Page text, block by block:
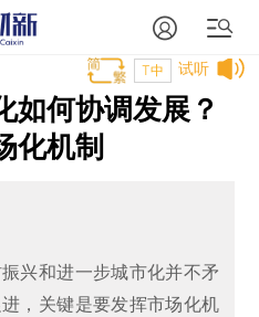
试听
T中
如何协调发展？
化机制
兴和进一步城市化并不矛
，关键是要发挥市场化机